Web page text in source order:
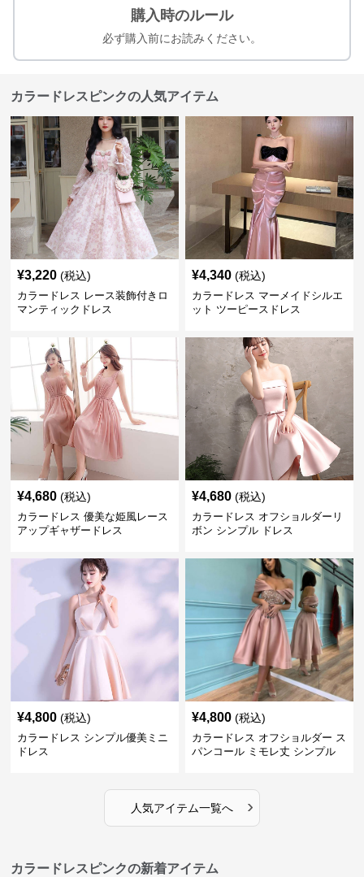
購入時のルール
必ず購入前にお読みください。
カラードレスピンクの人気アイテム
¥3,220 (税込)
カラードレス レース装飾付きロ
マンティックドレス
¥4,340 (税込)
カラードレス マーメイドシルエ
ット ツーピースドレス
¥4,680 (税込)
カラードレス 優美な姫風レース
アップギャザードレス
¥4,680 (税込)
カラードレス オフショルダーリ
ボン シンプル ドレス
¥4,800 (税込)
カラードレス シンプル優美ミニ
ドレス
¥4,800 (税込)
カラードレス オフショルダー ス
パンコール ミモレ丈 シンプル
人気アイテム一覧へ ›
カラードレスピンクの新着アイテム